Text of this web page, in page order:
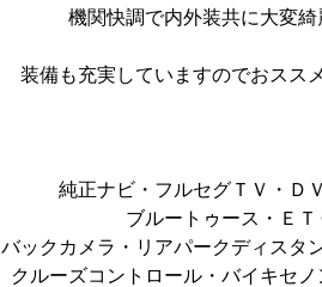
機関快調で内外装共に大変綺
装備も充実していますのでおスス
純正ナビ・フルセグＴＶ・Ｄ
ブルートゥース・ＥＴ
バックカメラ・リアパークディスタ
クルーズコントロール・バイキセノ